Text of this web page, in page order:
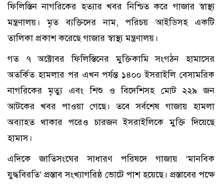
ফিলিস্তিন নাগরিকের হত্যার খবর নিশ্চিত করে গাজার স্বাস্থ্য
মন্ত্রণালয়। মৃত ব্যক্তিদের নাম, পরিচয় আইডিসহ একটি
তালিকা প্রকাশ করেছে গাজার স্বাস্থ্য মন্ত্রণালয়।
গত ৭ অক্টোবর ফিলিস্তিনের মুক্তিকামি সংগঠন হামাসের
অতর্কিত হামলার পর এখন পর্যন্ত ১৪০০ ইসরাইলি বেসামরিক
নাগরিকের মৃত্যু এবং শিশু ও বিদেশিসহ মোট ২২৯ জন
আটকের খবর পাওয়া গেছে। তবে সর্বশেষ গাজায় হামলা
অব্যাহত থাকার পরেও চারজন ইসরাইলিকে মুক্তি দিয়েছে
হামাস।
এদিকে জাতিসংঘের সাধারণ পরিষদে গাজায় ‘মানবিক
যুদ্ধবিরতি’ প্রস্তাব সংখ্যাগরিষ্ঠ ভোটে পাশ হয়েছে। প্রস্তাবের পক্ষে